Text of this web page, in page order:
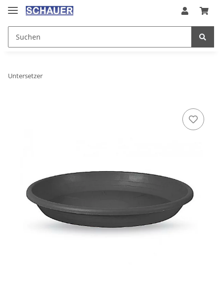
Untersetzer